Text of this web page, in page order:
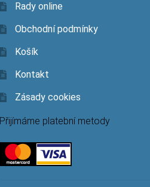
Rady online
Obchodní podmínky
Košík
Kontakt
Zásady cookies
Přijímáme platební metody